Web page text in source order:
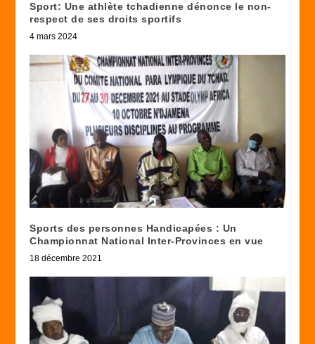
Sport: Une athlète tchadienne dénonce le non-
respect de ses droits sportifs
4 mars 2024
Sports des personnes Handicapées : Un
Championnat National Inter-Provinces en vue
18 décembre 2021